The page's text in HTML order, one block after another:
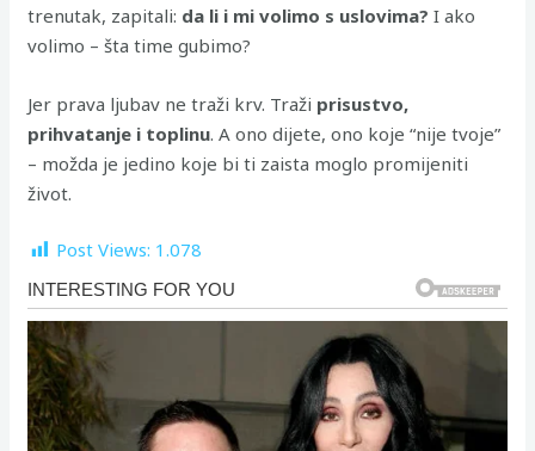
trenutak, zapitali: da li i mi volimo s uslovima? I ako
volimo – šta time gubimo?
Jer prava ljubav ne traži krv. Traži prisustvo,
prihvatanje i toplinu. A ono dijete, ono koje “nije tvoje”
– možda je jedino koje bi ti zaista moglo promijeniti
život.
Post Views: 1.078